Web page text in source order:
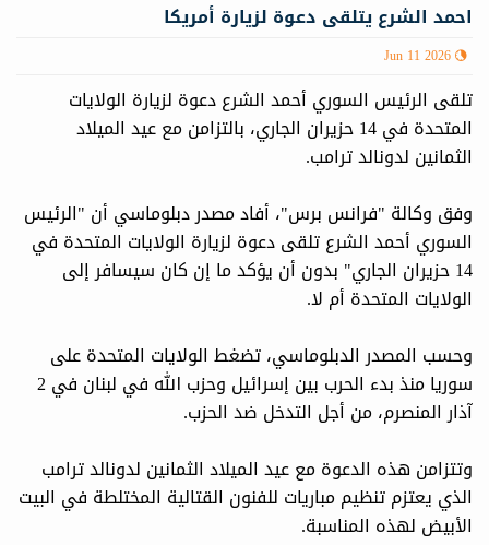
احمد الشرع يتلقى دعوة لزيارة أمريكا
Jun 11 2026
تلقى الرئيس السوري أحمد الشرع دعوة لزيارة الولايات
المتحدة في 14 حزيران الجاري، بالتزامن مع عيد الميلاد
الثمانين لدونالد ترامب.
وفق وكالة "فرانس برس"، أفاد مصدر دبلوماسي أن "الرئيس
السوري أحمد الشرع تلقى دعوة لزيارة الولايات المتحدة في
14 حزيران الجاري" بدون أن يؤكد ما إن كان سيسافر إلى
الولايات المتحدة أم لا.
وحسب المصدر الدبلوماسي، تضغط الولايات المتحدة على
سوريا منذ بدء الحرب بين إسرائيل وحزب الله في لبنان في 2
آذار المنصرم، من أجل التدخل ضد الحزب.
وتتزامن هذه الدعوة مع عيد الميلاد الثمانين لدونالد ترامب
الذي يعتزم تنظيم مباريات للفنون القتالية المختلطة في البيت
الأبيض لهذه المناسبة.